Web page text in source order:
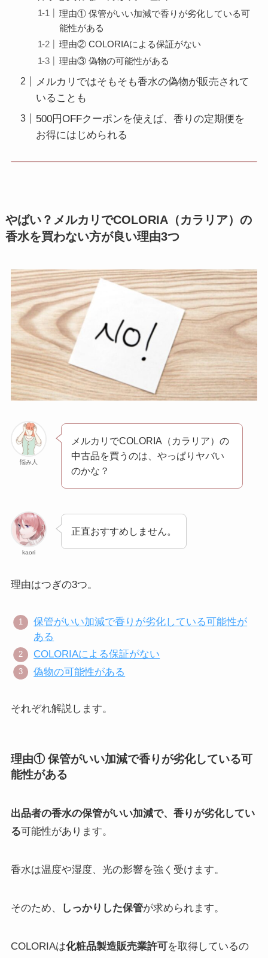
理由① 保管がいい加減で香りが劣化している可
能性がある
理由② COLORIAによる保証がない
理由③ 偽物の可能性がある
メルカリではそもそも香水の偽物が販売されて
いることも
500円OFFクーポンを使えば、香りの定期便を
お得にはじめられる
やばい？メルカリでCOLORIA（カラリア）の
香水を買わない方が良い理由3つ
悩み人
メルカリでCOLORIA（カラリア）の
中古品を買うのは、やっぱりヤバい
のかな？
kaori
正直おすすめしません。
理由はつぎの3つ。
保管がいい加減で香りが劣化している可能性が
ある
COLORIAによる保証がない
偽物の可能性がある
それぞれ解説します。
理由① 保管がいい加減で香りが劣化している可
能性がある
出品者の香水の保管がいい加減で、香りが劣化してい
る可能性があります。
香水は温度や湿度、光の影響を強く受けます。
そのため、 しっかりした保管が求められます。
COLORIAは化粧品製造販売業許可を取得しているの